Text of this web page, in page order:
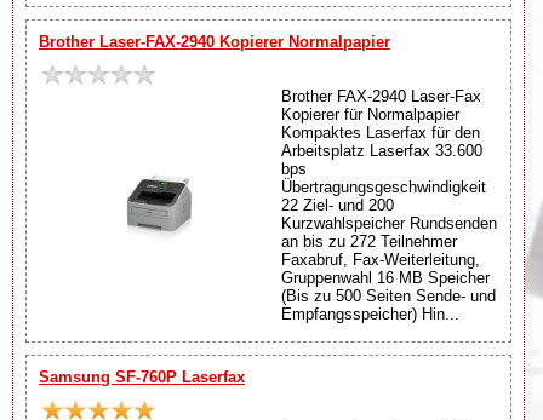
Brother Laser-FAX-2940 Kopierer Normalpapier
Brother FAX-2940 Laser-Fax
Kopierer für Normalpapier
Kompaktes Laserfax für den
Arbeitsplatz Laserfax 33.600
bps
Übertragungsgeschwindigkeit
22 Ziel- und 200
Kurzwahlspeicher Rundsenden
an bis zu 272 Teilnehmer
Faxabruf, Fax-Weiterleitung,
Gruppenwahl 16 MB Speicher
(Bis zu 500 Seiten Sende- und
Empfangsspeicher) Hin...
Samsung SF-760P Laserfax